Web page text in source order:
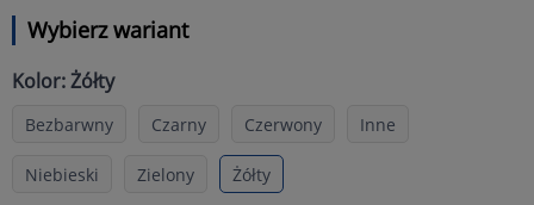
Wybierz wariant
Kolor: Żółty
Bezbarwny Czarny Czerwony Inne
Niebieski Zielony Żółty